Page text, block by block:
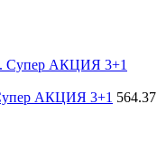
АКЦИЯ 3+1 564.37